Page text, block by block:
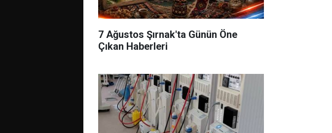
7 Ağustos Şırnak'ta Günün Öne
Çıkan Haberleri